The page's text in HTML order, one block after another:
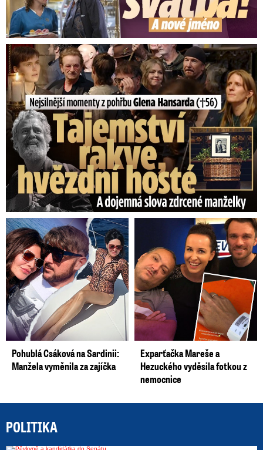
Nejsilnější momenty z pohřbu Glena Hansarda (†56)
Pohublá Csáková na Sardinii:
Manžela vyměnila za zajíčka
Exparťačka Mareše a
Hezuckého vyděsila fotkou z
nemocnice
POLITIKA